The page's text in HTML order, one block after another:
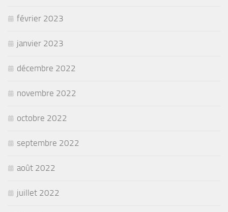
février 2023
janvier 2023
décembre 2022
novembre 2022
octobre 2022
septembre 2022
août 2022
juillet 2022